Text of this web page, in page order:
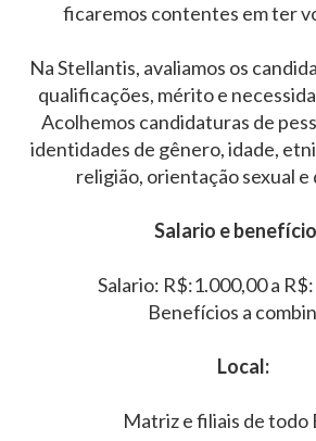
ficaremos contentes em ter
Na Stellantis, avaliamos os
qualificações, mérito e
Acolhemos candidaturas de
identidades de gênero, idade,
religião, orientação sexual
Salario e
Salario: R$:1.000,00 a
Benefícios a
Local:
Matriz e filiais de todo